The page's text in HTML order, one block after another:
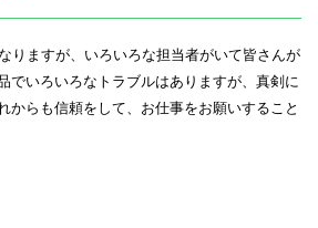
りますが、いろいろな担当者がいて皆さんが
でいろいろなトラブルはありますが、真剣に
からも信頼をして、お仕事をお願いすること